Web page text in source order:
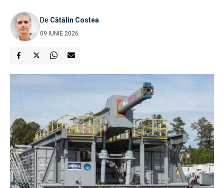
De Cătălin Costea
09 IUNIE 2026